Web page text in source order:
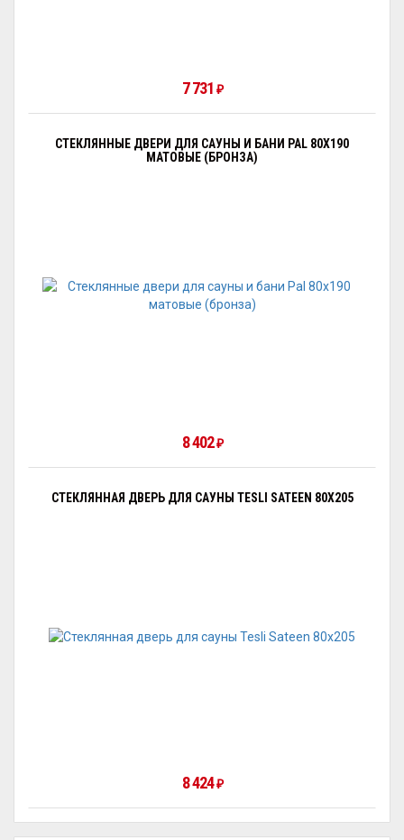
7 731 ₽
СТЕКЛЯННЫЕ ДВЕРИ ДЛЯ САУНЫ И БАНИ PAL 80X190
МАТОВЫЕ (БРОНЗА)
8 402₽
СТЕКЛЯННАЯ ДВЕРЬ ДЛЯ САУНЫ TESLI SATEEN 80X205
8 424₽